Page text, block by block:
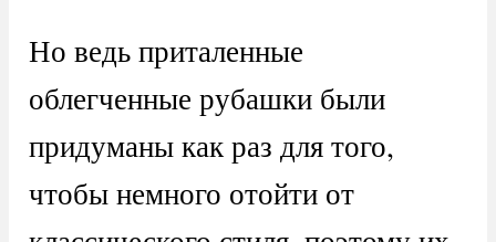
Но ведь приталенные
облегченные рубашки были
придуманы как раз для того,
чтобы немного отойти от